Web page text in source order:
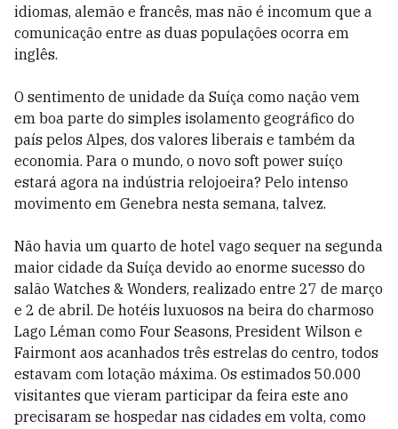
idiomas, alemão e francês, mas não é incomum que a
comunicação entre as duas populações ocorra em
inglês.
O sentimento de unidade da Suíça como nação vem
em boa parte do simples isolamento geográfico do
país pelos Alpes, dos valores liberais e também da
economia. Para o mundo, o novo soft power suíço
estará agora na indústria relojoeira? Pelo intenso
movimento em Genebra nesta semana, talvez.
Não havia um quarto de hotel vago sequer na segunda
maior cidade da Suíça devido ao enorme sucesso do
salão Watches & Wonders, realizado entre 27 de março
e 2 de abril. De hotéis luxuosos na beira do charmoso
Lago Léman como Four Seasons, President Wilson e
Fairmont aos acanhados três estrelas do centro, todos
estavam com lotação máxima. Os estimados 50.000
visitantes que vieram participar da feira este ano
precisaram se hospedar nas cidades em volta, como